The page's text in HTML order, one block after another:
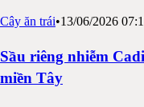
Cây ăn trái•13/06/2026
Sầu riêng nhiễm
miền Tây